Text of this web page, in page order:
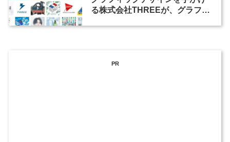
る株式会社THREEが、グラフィ
PR